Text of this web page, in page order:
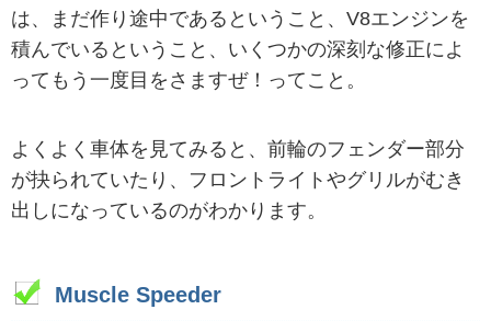
は、まだ作り途中であるということ、V8エンジンを
積んでいるということ、いくつかの深刻な修正によ
ってもう一度目をさますぜ！ってこと。
よくよく車体を見てみると、前輪のフェンダー部分
が抉られていたり、フロントライトやグリルがむき
出しになっているのがわかります。
Muscle Speeder